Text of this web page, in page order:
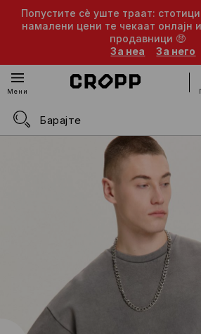
Попустите сè уште траат:
намалени цени те чекаат онлајн
продавници 🤑
За неа
За него
Мени